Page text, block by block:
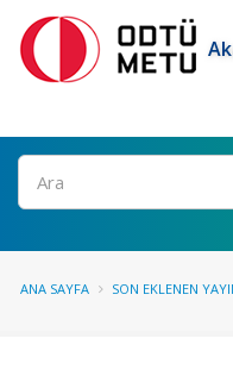
Ara
ANA SAYFA SON EKLENEN